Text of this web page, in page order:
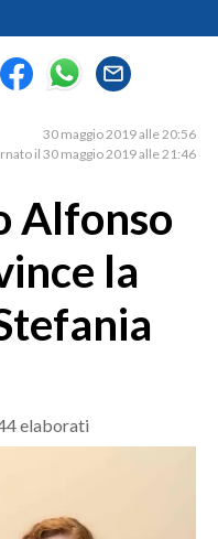
30 maggio 2019 alle 20:56
il 30 maggio 2019 alle 21:46
Alfonso
la
elaborati